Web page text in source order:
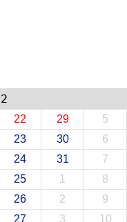
22 29 5
23 30 6
24 31 7
25 1 8
26 2 9
27 3 10